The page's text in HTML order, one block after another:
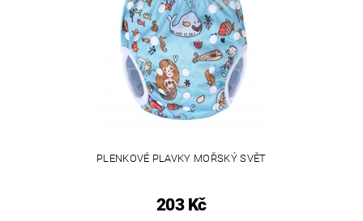
PLENKOVÉ PLAVKY MOŘSKÝ SVĚT
203 Kč